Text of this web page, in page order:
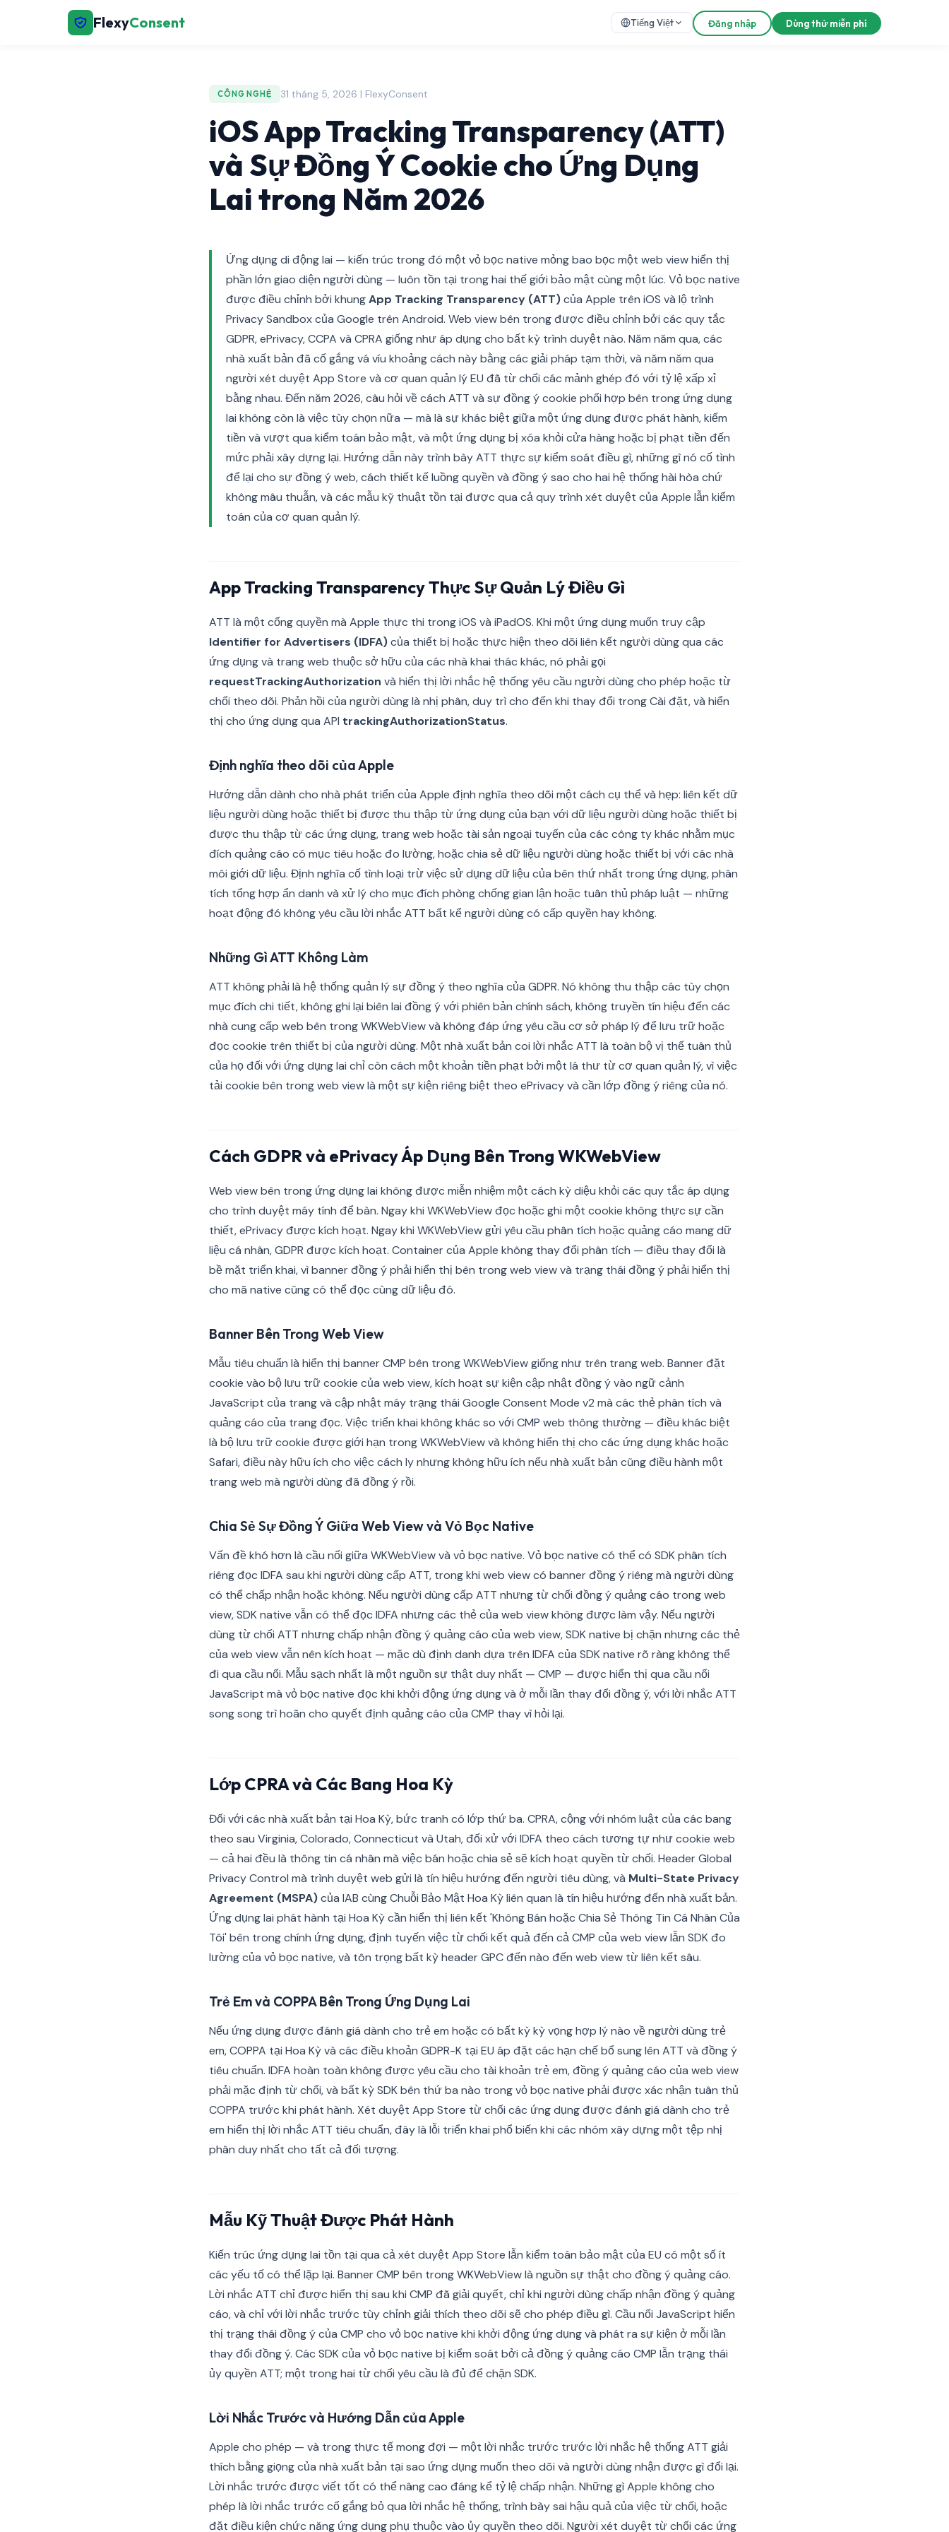
FlexyConsent Tiếng Việt Đăng nhập Dùng thử miễn phí
CÔNG NGHỆ 31 tháng 5, 2026 | FlexyConsent
iOS App Tracking Transparency (ATT)
và Sự Đồng Ý Cookie cho Ứng Dụng
Lai trong Năm 2026
Ứng dụng di động lai — kiến trúc trong đó một vỏ bọc native mỏng bao bọc một web view hiển thị
phần lớn giao diện người dùng — luôn tồn tại trong hai thế giới bảo mật cùng một lúc. Vỏ bọc native
được điều chỉnh bởi khungApp Tracking Transparency (ATT)của Apple trên iOS và lộ trình
Privacy Sandbox của Google trên Android. Web view bên trong được điều chỉnh bởi các quy tắc
GDPR, ePrivacy, CCPA và CPRA giống như áp dụng cho bất kỳ trình duyệt nào. Năm năm qua, các
nhà xuất bản đã cố gắng vá víu khoảng cách này bằng các giải pháp tạm thời, và năm năm qua
người xét duyệt App Store và cơ quan quản lý EU đã từ chối các mảnh ghép đó với tỷ lệ xấp xỉ
bằng nhau. Đến năm 2026, câu hỏi về cách ATT và sự đồng ý cookie phối hợp bên trong ứng dụng
lai không còn là việc tùy chọn nữa — mà là sự khác biệt giữa một ứng dụng được phát hành, kiếm
tiền và vượt qua kiểm toán bảo mật, và một ứng dụng bị xóa khỏi cửa hàng hoặc bị phạt tiền đến
mức phải xây dựng lại. Hướng dẫn này trình bày ATT thực sự kiểm soát điều gì, những gì nó cố tình
để lại cho sự đồng ý web, cách thiết kế luồng quyền và đồng ý sao cho hai hệ thống hài hòa chứ
không mâu thuẫn, và các mẫu kỹ thuật tồn tại được qua cả quy trình xét duyệt của Apple lẫn kiểm
toán của cơ quan quản lý.
App Tracking Transparency Thực Sự Quản Lý Điều Gì
ATT là một cổng quyền mà Apple thực thi trong iOS và iPadOS. Khi một ứng dụng muốn truy cập
Identifier for Advertisers (IDFA)của thiết bị hoặc thực hiện theo dõi liên kết người dùng qua các
ứng dụng và trang web thuộc sở hữu của các nhà khai thác khác, nó phải gọi
requestTrackingAuthorization và hiển thị lời nhắc hệ thống yêu cầu người dùng cho phép hoặc từ
chối theo dõi. Phản hồi của người dùng là nhị phân, duy trì cho đến khi thay đổi trong Cài đặt, và hiển
thị cho ứng dụng qua API trackingAuthorizationStatus.
Định nghĩa theo dõi của Apple
Hướng dẫn dành cho nhà phát triển của Apple định nghĩa theo dõi một cách cụ thể và hẹp: liên kết dữ
liệu người dùng hoặc thiết bị được thu thập từ ứng dụng của bạn với dữ liệu người dùng hoặc thiết bị
được thu thập từ các ứng dụng, trang web hoặc tài sản ngoại tuyến của các công ty khác nhằm mục
đích quảng cáo có mục tiêu hoặc đo lường, hoặc chia sẻ dữ liệu người dùng hoặc thiết bị với các nhà
môi giới dữ liệu. Định nghĩa cố tình loại trừ việc sử dụng dữ liệu của bên thứ nhất trong ứng dụng, phân
tích tổng hợp ẩn danh và xử lý cho mục đích phòng chống gian lận hoặc tuân thủ pháp luật — những
hoạt động đó không yêu cầu lời nhắc ATT bất kể người dùng có cấp quyền hay không.
Những Gì ATT Không Làm
ATT không phải là hệ thống quản lý sự đồng ý theo nghĩa của GDPR. Nó không thu thập các tùy chọn
mục đích chi tiết, không ghi lại biên lai đồng ý với phiên bản chính sách, không truyền tín hiệu đến các
nhà cung cấp web bên trong WKWebView và không đáp ứng yêu cầu cơ sở pháp lý để lưu trữ hoặc
đọc cookie trên thiết bị của người dùng. Một nhà xuất bản coi lời nhắc ATT là toàn bộ vị thế tuân thủ
của họ đối với ứng dụng lai chỉ còn cách một khoản tiền phạt bởi một lá thư từ cơ quan quản lý, vì việc
tải cookie bên trong web view là một sự kiện riêng biệt theo ePrivacy và cần lớp đồng ý riêng của nó.
Cách GDPR và ePrivacy Áp Dụng Bên Trong WKWebView
Web view bên trong ứng dụng lai không được miễn nhiệm một cách kỳ diệu khỏi các quy tắc áp dụng
cho trình duyệt máy tính để bàn. Ngay khi WKWebView đọc hoặc ghi một cookie không thực sự cần
thiết, ePrivacy được kích hoạt. Ngay khi WKWebView gửi yêu cầu phân tích hoặc quảng cáo mang dữ
liệu cá nhân, GDPR được kích hoạt. Container của Apple không thay đổi phân tích — điều thay đổi là
bề mặt triển khai, vì banner đồng ý phải hiển thị bên trong web view và trạng thái đồng ý phải hiển thị
cho mã native cũng có thể đọc cùng dữ liệu đó.
Banner Bên Trong Web View
Mẫu tiêu chuẩn là hiển thị banner CMP bên trong WKWebView giống như trên trang web. Banner đặt
cookie vào bộ lưu trữ cookie của web view, kích hoạt sự kiện cập nhật đồng ý vào ngữ cảnh
JavaScript của trang và cập nhật máy trạng thái Google Consent Mode v2 mà các thẻ phân tích và
quảng cáo của trang đọc. Việc triển khai không khác so với CMP web thông thường — điều khác biệt
là bộ lưu trữ cookie được giới hạn trong WKWebView và không hiển thị cho các ứng dụng khác hoặc
Safari, điều này hữu ích cho việc cách ly nhưng không hữu ích nếu nhà xuất bản cũng điều hành một
trang web mà người dùng đã đồng ý rồi.
Chia Sẻ Sự Đồng Ý Giữa Web View và Vỏ Bọc Native
Vấn đề khó hơn là cầu nối giữa WKWebView và vỏ bọc native. Vỏ bọc native có thể có SDK phân tích
riêng đọc IDFA sau khi người dùng cấp ATT, trong khi web view có banner đồng ý riêng mà người dùng
có thể chấp nhận hoặc không. Nếu người dùng cấp ATT nhưng từ chối đồng ý quảng cáo trong web
view, SDK native vẫn có thể đọc IDFA nhưng các thẻ của web view không được làm vậy. Nếu người
dùng từ chối ATT nhưng chấp nhận đồng ý quảng cáo của web view, SDK native bị chặn nhưng các thẻ
của web view vẫn nên kích hoạt — mặc dù định danh dựa trên IDFA của SDK native rõ ràng không thể
đi qua cầu nối. Mẫu sạch nhất là một nguồn sự thật duy nhất — CMP — được hiển thị qua cầu nối
JavaScript mà vỏ bọc native đọc khi khởi động ứng dụng và ở mỗi lần thay đổi đồng ý, với lời nhắc ATT
song song trì hoãn cho quyết định quảng cáo của CMP thay vì hỏi lại.
Lớp CPRA và Các Bang Hoa Kỳ
Đối với các nhà xuất bản tại Hoa Kỳ, bức tranh có lớp thứ ba. CPRA, cộng với nhóm luật của các bang
theo sau Virginia, Colorado, Connecticut và Utah, đối xử với IDFA theo cách tương tự như cookie web
— cả hai đều là thông tin cá nhân mà việc bán hoặc chia sẻ sẽ kích hoạt quyền từ chối. Header Global
Privacy Control mà trình duyệt web gửi là tín hiệu hướng đến người tiêu dùng, và Multi-State Privacy
Agreement (MSPA)của IAB cùng Chuỗi Bảo Mật Hoa Kỳ liên quan là tín hiệu hướng đến nhà xuất bản.
Ứng dụng lai phát hành tại Hoa Kỳ cần hiển thị liên kết 'Không Bán hoặc Chia Sẻ Thông Tin Cá Nhân Của
Tôi' bên trong chính ứng dụng, định tuyến việc từ chối kết quả đến cả CMP của web view lẫn SDK đo
lường của vỏ bọc native, và tôn trọng bất kỳ header GPC đến nào đến web view từ liên kết sâu.
Trẻ Em và COPPA Bên Trong Ứng Dụng Lai
Nếu ứng dụng được đánh giá dành cho trẻ em hoặc có bất kỳ kỳ vọng hợp lý nào về người dùng trẻ
em, COPPA tại Hoa Kỳ và các điều khoản GDPR-K tại EU áp đặt các hạn chế bổ sung lên ATT và đồng ý
tiêu chuẩn. IDFA hoàn toàn không được yêu cầu cho tài khoản trẻ em, đồng ý quảng cáo của web view
phải mặc định từ chối, và bất kỳ SDK bên thứ ba nào trong vỏ bọc native phải được xác nhận tuân thủ
COPPA trước khi phát hành. Xét duyệt App Store từ chối các ứng dụng được đánh giá dành cho trẻ
em hiển thị lời nhắc ATT tiêu chuẩn, đây là lỗi triển khai phổ biến khi các nhóm xây dựng một tệp nhị
phân duy nhất cho tất cả đối tượng.
Mẫu Kỹ Thuật Được Phát Hành
Kiến trúc ứng dụng lai tồn tại qua cả xét duyệt App Store lẫn kiểm toán bảo mật của EU có một số ít
các yếu tố có thể lặp lại. Banner CMP bên trong WKWebView là nguồn sự thật cho đồng ý quảng cáo.
Lời nhắc ATT chỉ được hiển thị sau khi CMP đã giải quyết, chỉ khi người dùng chấp nhận đồng ý quảng
cáo, và chỉ với lời nhắc trước tùy chỉnh giải thích theo dõi sẽ cho phép điều gì. Cầu nối JavaScript hiển
thị trạng thái đồng ý của CMP cho vỏ bọc native khi khởi động ứng dụng và phát ra sự kiện ở mỗi lần
thay đổi đồng ý. Các SDK của vỏ bọc native bị kiểm soát bởi cả đồng ý quảng cáo CMP lẫn trạng thái
ủy quyền ATT; một trong hai từ chối yêu cầu là đủ để chặn SDK.
Lời Nhắc Trước và Hướng Dẫn của Apple
Apple cho phép — và trong thực tế mong đợi — một lời nhắc trước trước lời nhắc hệ thống ATT giải
thích bằng giọng của nhà xuất bản tại sao ứng dụng muốn theo dõi và người dùng nhận được gì đổi lại.
Lời nhắc trước được viết tốt có thể nâng cao đáng kể tỷ lệ chấp nhận. Những gì Apple không cho
phép là lời nhắc trước cố gắng bỏ qua lời nhắc hệ thống, trình bày sai hậu quả của việc từ chối, hoặc
đặt điều kiện chức năng ứng dụng phụ thuộc vào ủy quyền theo dõi. Người xét duyệt từ chối các ứng